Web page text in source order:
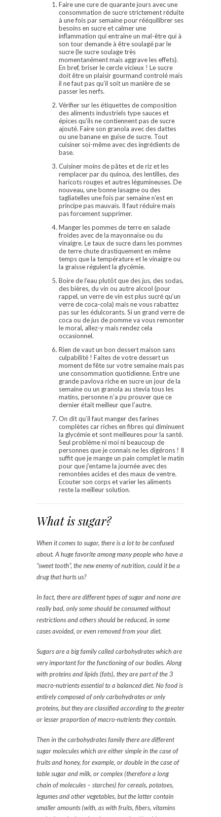
Faire une cure de quarante jours avec une
consommation de sucre strictement réduite
à une fois par semaine pour rééquilibrer ses
besoins en sucre et calmer une
inflammation qui entraine un mal-être qui à
son tour demande à être soulagé par le
sucre (le sucre soulage très
momentanément mais aggrave les effets).
En bref, briser le cercle vicieux ! Le sucre
doit être un plaisir gourmand controlé mais
il ne faut pas qu’il soit un manière de se
passer les nerfs.
Vérifier sur les étiquettes de composition
des aliments industriels type sauces et
épices qu’ils ne contiennent pas de sucre
ajouté. Faire son granola avec des dattes
ou une banane en guise de sucre. Tout
cuisiner soi-même avec des ingrédients de
base.
Cuisiner moins de pâtes et de riz et les
remplacer par du quinoa, des lentilles, des
haricots rouges et autres légumineuses. De
nouveau, une bonne lasagne ou des
tagliatelles une fois par semaine n’est en
principe pas mauvais. Il faut réduire mais
pas forcement supprimer.
Manger les pommes de terre en salade
froides avec de la mayonnaise ou du
vinaigre. Le taux de sucre dans les pommes
de terre chute drastiquement en même
temps que la température et le vinaigre ou
la graisse régulent la glycémie.
Boire de l’eau plutôt que des jus, des sodas,
des bières, du vin ou autre alcool (pour
rappel, un verre de vin est plus sucré qu’un
verre de coca-cola) mais ne vous rabattez
pas sur les édulcorants. Si un grand verre de
coca ou de jus de pomme va vous remonter
le moral, allez-y mais rendez cela
occasionnel.
Rien de vaut un bon dessert maison sans
culpabilité ! Faites de votre dessert un
moment de fête sur votre semaine mais pas
une consommation quotidienne. Entre une
grande pavlova riche en sucre un jour de la
semaine ou un granola au stevia tous les
matins, personne n’a pu prouver que ce
dernier était meilleur que l’autre.
On dit qu’il faut manger des farines
complètes car riches en fibres qui diminuent
la glycémie et sont meilleures pour la santé.
Seul problème ni moi ni beaucoup de
personnes que je connais ne les digérons ! Il
suffit que je mange un pain complet le matin
pour que j’entame la journée avec des
remontées acides et des maux de ventre.
Ecouter son corps et varier les aliments
reste la meilleur solution.
What is sugar?
When it comes to sugar, there is a lot to be confused
about. A huge favorite among many people who have a
“sweet tooth”, the new enemy of nutrition, could it be a
drug that hurts us?
In fact, there are different types of sugar and none are
really bad, only some should be consumed without
restrictions and others should be reduced, in some
cases avoided, or even removed from your diet.
Sugars are a big family called carbohydrates which are
very important for the functioning of our bodies. Along
with proteins and lipids (fats), they are part of the 3
macro-nutrients essential to a balanced diet. No food is
entirely composed of only carbohydrates or only
proteins, but they are classified according to the greater
or lesser proportion of macro-nutrients they contain.
Then in the carbohydrates family there are different
sugar molecules which are either simple in the case of
fruits and honey, for example, or double in the case of
table sugar and milk, or complex (therefore a long
chain of molecules – starches) for cereals, potatoes,
legumes and other vegetables, but the latter contain
smaller amounts (with, as with fruits, fibers, vitamins